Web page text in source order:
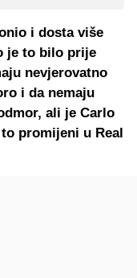
i dosta više
je to bilo prije
nevjerovatno
i da nemaju
ali je Carlo
promijeni u Real